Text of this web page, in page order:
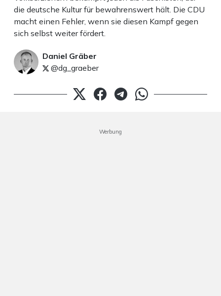
die deutsche Kultur für bewahrenswert hält. Die CDU
macht einen Fehler, wenn sie diesen Kampf gegen
sich selbst weiter fördert.
Daniel Gräber
@dg_graeber
Werbung